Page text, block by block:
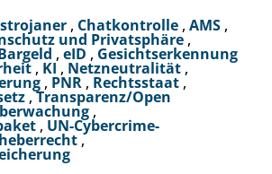
, Chatkontrolle , AMS ,
und Privatsphäre ,
, eID , Gesichtserkennung
, KI , Netzneutralität ,
, PNR , Rechtsstaat ,
,Transparenz/Open
,
, UN-Cybercrime-
,